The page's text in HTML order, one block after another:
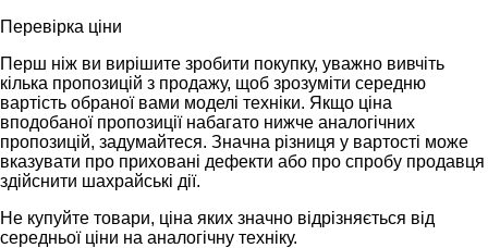
Перевірка ціни
Перш ніж ви вирішите зробити покупку, уважно вивчіть
кілька пропозицій з продажу, щоб зрозуміти середню
вартість обраної вами моделі техніки. Якщо ціна
вподобаної пропозиції набагато нижче аналогічних
пропозицій, задумайтеся. Значна різниця у вартості може
вказувати про приховані дефекти або про спробу продавця
здійснити шахрайські дії.
Не купуйте товари, ціна яких значно відрізняється від
середньої ціни на аналогічну техніку.